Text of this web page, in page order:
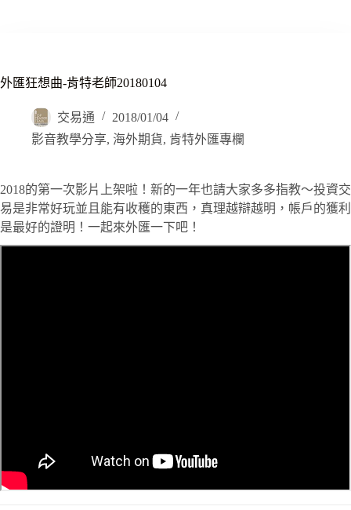
外匯狂想曲-肯特老師20180104
交易通
2018/01/04
影音教學分享, 海外期貨, 肯特外匯專欄
2018的第一次影片上架啦！新的一年也請大家多多指教～投資交
易是非常好玩並且能有收穫的東西，真理越辯越明，帳戶的獲利
是最好的證明！一起來外匯一下吧！